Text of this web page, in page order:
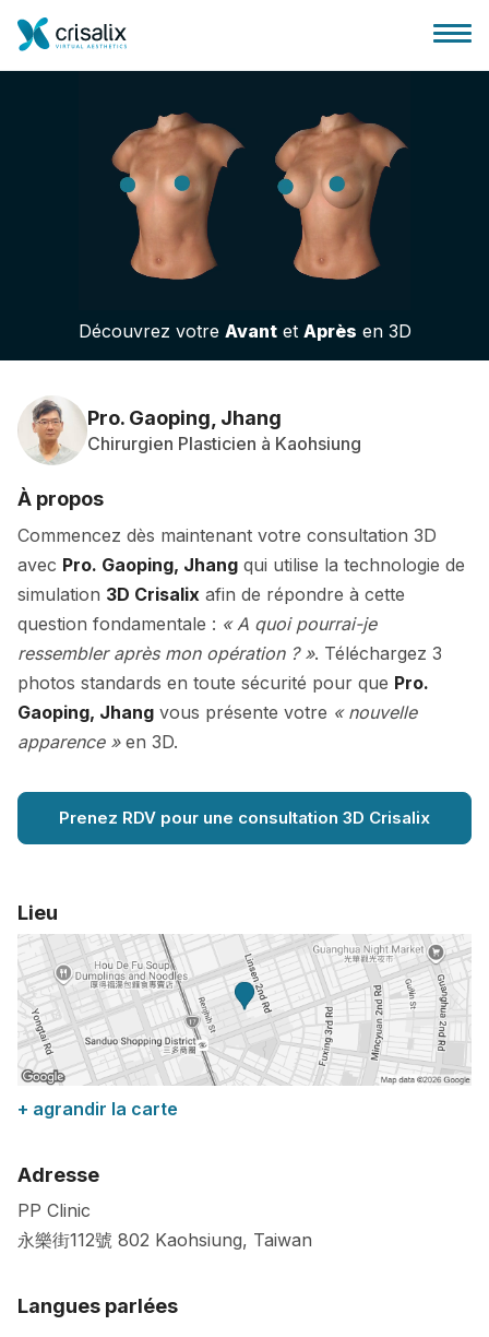
Accueil chirurgiens
Plateforme commerciale 3D
Forfait
Avis des patients
Découvrez votre Avantet Après en 3D
Pro. Gaoping, Jhang
Chirurgien Plasticien à Kaohsiung
À propos
Commencez dès maintenant votre consultation 3D
avec Pro. Gaoping, Jhang qui utilise la technologie de
simulation 3D Crisalix afin de répondre à cette
question fondamentale : « A quoi pourrai-je
ressembler après mon opération ? ». Téléchargez 3
photos standards en toute sécurité pour que Pro.
Gaoping, Jhang vous présente votre « nouvelle
apparence »en 3D.
Prenez RDV pour une consultation 3D Crisalix
Lieu
+ agrandir la carte
Adresse
PP Clinic
永樂街112號 802 Kaohsiung, Taiwan
Langues parlées